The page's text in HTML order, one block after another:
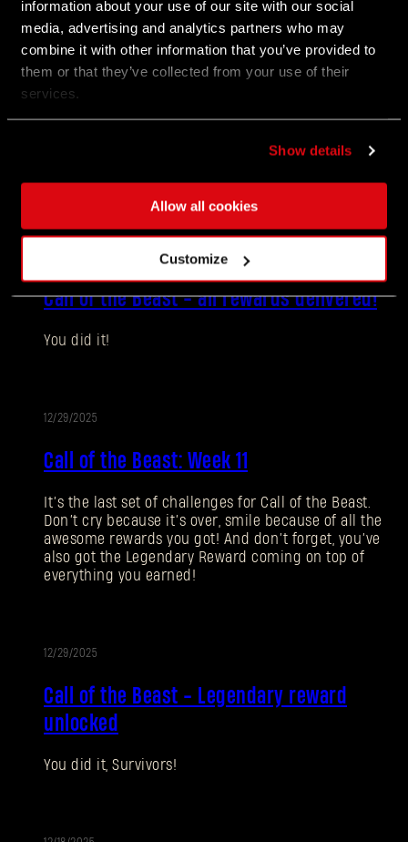
information about your use of our site with our social
media, advertising and analytics partners who may
combine it with other information that you’ve provided to
them or that they’ve collected from your use of their
services.
Show details
Allow all cookies
Customize
(1.6)
Eine intensive, überwältigende Reise erwartet dich im
neuesten Update von Dying Light: The Beast. Mit
Restored Land verspricht diese Version höchste
deine Resilienz und Strategie auf eine harte Probe
stellen. Restored Land ist ein völlig neues
Spielerlebnis, das die Regeln zum Überleben in
Call of the Beast - all rewards delivered!
You did it!
12/29/2025
Call of the Beast: Week 11
It’s the last set of challenges for Call of the Beast.
Don’t cry because it’s over, smile because of all the
awesome rewards you got! And don’t forget, you’ve
also got the Legendary Reward coming on top of
everything you earned!
12/29/2025
Call of the Beast - Legendary reward
unlocked
You did it, Survivors!
SUBMIT